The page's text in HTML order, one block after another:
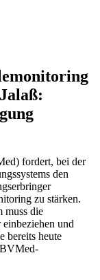
fordert, bei der
den
zu stärken.
muss die
und
bereits heute
BVMed-